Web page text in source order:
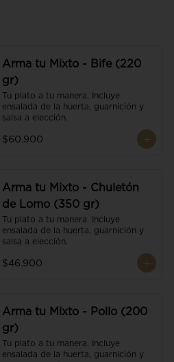
Arma tu Mixto - Bife (220
gr)
Tu plato a tu manera. Incluye
ensalada de la huerta, guarnición y
salsa a elección.
$60.900
Arma tu Mixto - Chuletón
de Lomo (350 gr)
Tu plato a tu manera. Incluye
ensalada de la huerta, guarnición y
salsa a elección.
$46.900
Arma tu Mixto - Pollo (200
gr)
Tu plato a tu manera. Incluye
ensalada de la huerta, guarnición y